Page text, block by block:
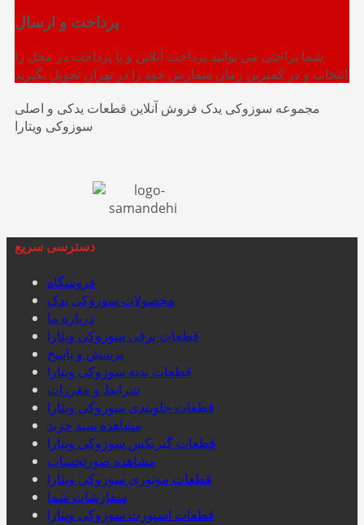
پرداخت و ارسال
شما براحتی می توانید پرداخت آنلاین و یا پرداخت در محل را
انتخاب و در کمترین زمان سفارش خود را در تهران تحویل بگیرید
مجموعه سوزوکی یدک فروش آنلاین قطعات یدکی و اصلی
دسترسی سریع
فروشگاه
محصولات سوزوکی یدک
درباره ما
قطعات برقی سوزوکی ویتارا
پرسش و پاسخ
قطعات بدنه سوزوکی ویتارا
شرایط و مقررات
قطعات جلوبندی سوزوکی ویتارا
مشاهده سبد خرید
قطعات گیربکس سوزوکی ویتارا
مشاهده صورتحساب
قطعات موتوری سوزوکی ویتارا
سفارشات شما
قطعات اسپورت سوزوکی ویتارا